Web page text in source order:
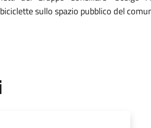
sullo spazio pubblico del